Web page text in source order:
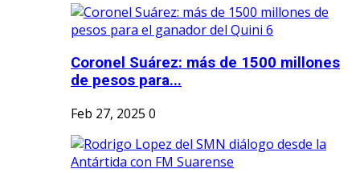
Coronel Suárez: más de 1500 millones
de pesos para...
Feb 27, 2025 0